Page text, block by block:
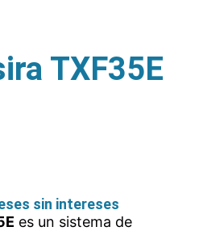
TXF35E
sin intereses
es un sistema de